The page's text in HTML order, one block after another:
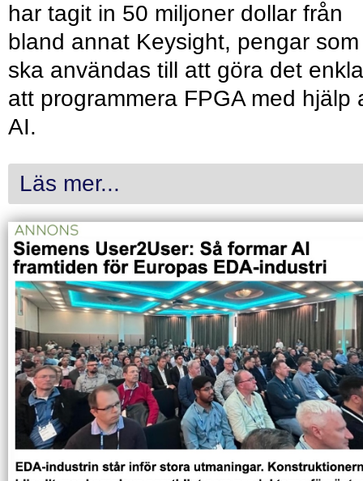
har tagit in 50 miljoner dollar från
bland annat Keysight, pengar som
ska användas till att göra det
att programmera FPGA med hjälp
AI.
Läs mer...